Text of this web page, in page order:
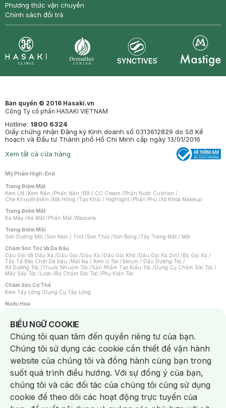
Phương thức vận chuyển
Chính sách đổi trả
Bản quyền © 2016 Hasaki.vn
Công Ty cổ phần HASAKI VIETNAM
Hotline: 1800 6324
Giấy chứng nhận Đăng ký Kinh doanh số 0313612829 do Sở Kế
hoạch và Đầu tư Thành phố Hồ Chí Minh cấp ngày 13/01/2016
Xem tất cả cửa hàng
Mỹ Phẩm High-End
Trang Điểm Mặt
Kem Lót /Kem Nền /Phấn Nền /BB / CC Cream /Phấn Nước Cushion /
Che Khuyết Điểm /Má Hồng /Tạo Khối / Highlight /Phấn Phủ /Xịt Khoá Makeup
Trang Điểm Mắt
Kẻ Mày /Kẻ Mắt /Phấn Mắt /Mascara
Trang Điểm Môi
Son Dưỡng Môi /Son Kem / Tint /Son Thỏi /Son Bóng /Tẩy Trang Mắt / Môi
Chăm Sóc Tóc Và Da Đầu
Dầu Gội Và Dầu Xả /Dầu Gội /Dầu Xả /Dầu Gội Khô /Dầu Gội Xả 2in1 /Bộ Gội Xả /
Tẩy Tế Bào Chết Da Đầu /Mặt Nạ / Kem Ủ Tóc /Serum / Dầu Dưỡng Tóc /
Xịt Dưỡng Tóc /Thuốc Nhuộm Tóc /Sản Phẩm Tạo Kiểu Tóc /Dụng Cụ Chăm Sóc Tóc /
Máy Sấy Tóc /Lược /Bộ Chăm Sóc Tóc /Phụ Kiện Tóc
Chăm Sóc Cơ Thể
Kem Tẩy Lông /Dụng Cụ Tẩy Lông
Nước Hoa
Nước Hoa Nữ
Chăm Sóc Cá Nhân
Chống Muỗi /Khẩu Trang /Máy Massage/Mặt Nạ Xông Hơi /Nước Rửa Tay/
Sản Phẩm Chăm Sóc Khác /Bàn Chải Đánh Răng /Bàn Chải Điện/
Hỗ Trợ Trắng Răng/Kem Đánh Răng /Máy Tăm Nước/ Nước Súc Miệng/
Tăm / Chỉ Nha Khoa/ Xịt Thơm Miệng / Dung Dịch Vệ Sinh/Dưỡng Vùng Kín/
Khăn Ướt Vệ Sinh Vùng Kín/Băng Vệ Sinh/Tampon/Bọt Cạo Râu /Dao Cạo Râu/
Máy Cạo Râu
Vấn Đề Về Da
Da Dầu / Lỗ Chân Lông To/ Da Khô / Mất Nước/ Da Lão Hóa/ Da Mụn/
Da Nhạy Cảm / Kích Ứng
Da Xỉn Màu Thâm / Nám / Tàn Nhang
Quầng Thâm & Bọng Mắt /Sẹo /Viêm Da Cơ Địa
BIỂU NGỮ COOKIE
Notice about cookies usage
Chúng tôi quan tâm đến quyền riêng tư của bạn.
Chúng tôi sử dụng các cookie cần thiết để vận hành
website của chúng tôi và đồng hành cùng bạn trong
suốt quá trình điều hướng. Với sự đồng ý của bạn,
chúng tôi và các đối tác của chúng tôi cũng sử dụng
cookie để theo dõi các hoạt động trực tuyến của